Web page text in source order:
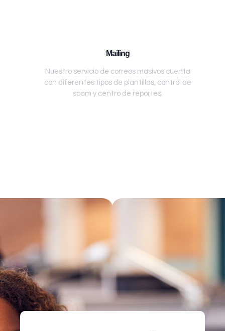
Mailing
Nuestro servicio de correos masivos cuenta
con diferentes tipos de plantillas, control de
spam y centro de reportes.